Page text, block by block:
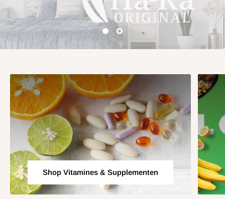
Shop Vitamines & Supplementen